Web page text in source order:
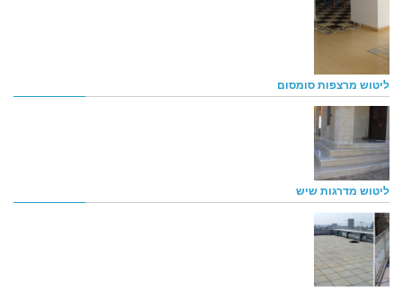
ליטוש מרצפות סומסום
ליטוש מדרגות שיש